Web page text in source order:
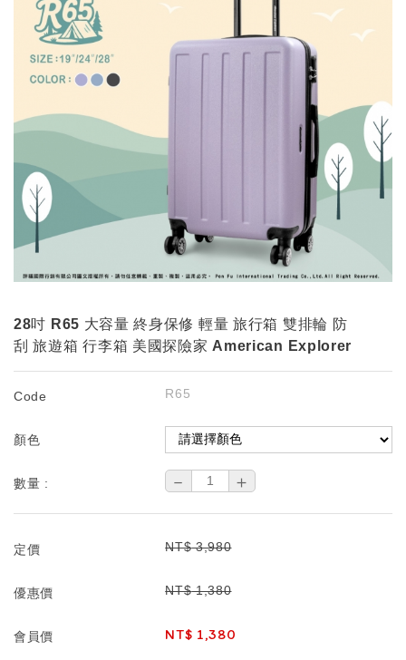
28吋 R65 大容量 終身保修 輕量 旅行箱 雙排輪 防
刮 旅遊箱 行李箱 美國探險家 American Explorer
Code R65
顏色
數量 : － ＋
定價 NT$ 3,980
優惠價 NT$ 1,380
會員價 NT$ 1,380